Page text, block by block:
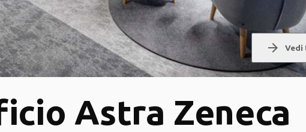
arrow_forward Vedi
Astra Zeneca